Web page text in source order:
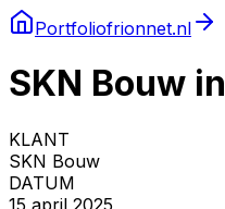
Portfoliofrionnet.nl
SKN Bouw
KLANT
SKN Bouw
DATUM
15 april 2025